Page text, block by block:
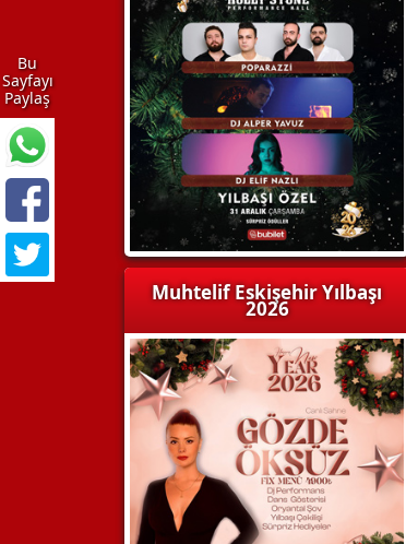
Muhtelif Eskişehir Yılbaşı
2026
Bu
Sayfayı
Paylaş